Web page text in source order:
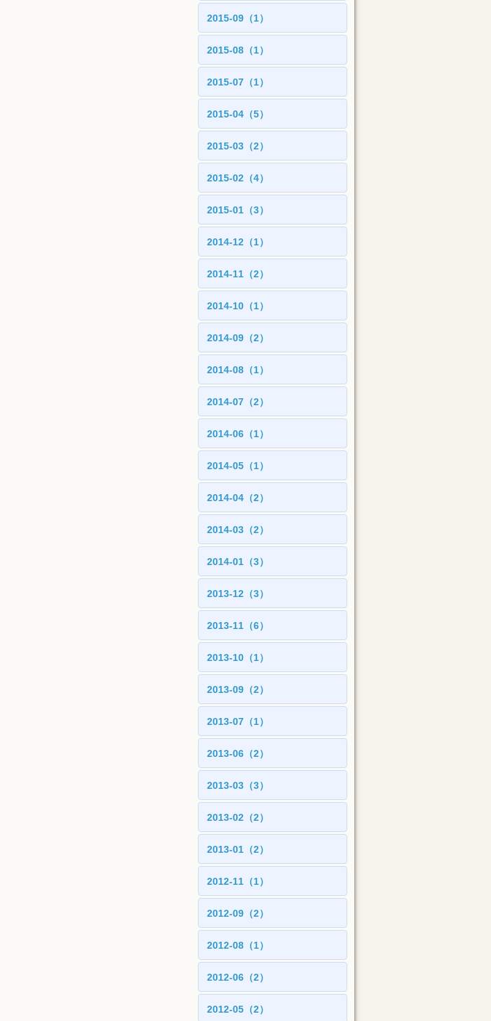
2015-09（1）
2015-08（1）
2015-07（1）
2015-04（5）
2015-03（2）
2015-02（4）
2015-01（3）
2014-12（1）
2014-11（2）
2014-10（1）
2014-09（2）
2014-08（1）
2014-07（2）
2014-06（1）
2014-05（1）
2014-04（2）
2014-03（2）
2014-01（3）
2013-12（3）
2013-11（6）
2013-10（1）
2013-09（2）
2013-07（1）
2013-06（2）
2013-03（3）
2013-02（2）
2013-01（2）
2012-11（1）
2012-09（2）
2012-08（1）
2012-06（2）
2012-05（2）